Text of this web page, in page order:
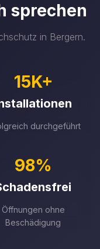
sprechen
in Bergern.
15K+
durchgeführt
98%
Öffnungen ohne
Beschädigung